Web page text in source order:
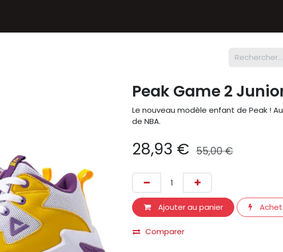
Peak Game 2
Le nouveau modèle enfant de Peak !
de NBA.
28,93 € 55,00€
Ajouter au panier
Comparer